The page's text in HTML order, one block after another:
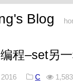
Blog
程–set另
2016 C